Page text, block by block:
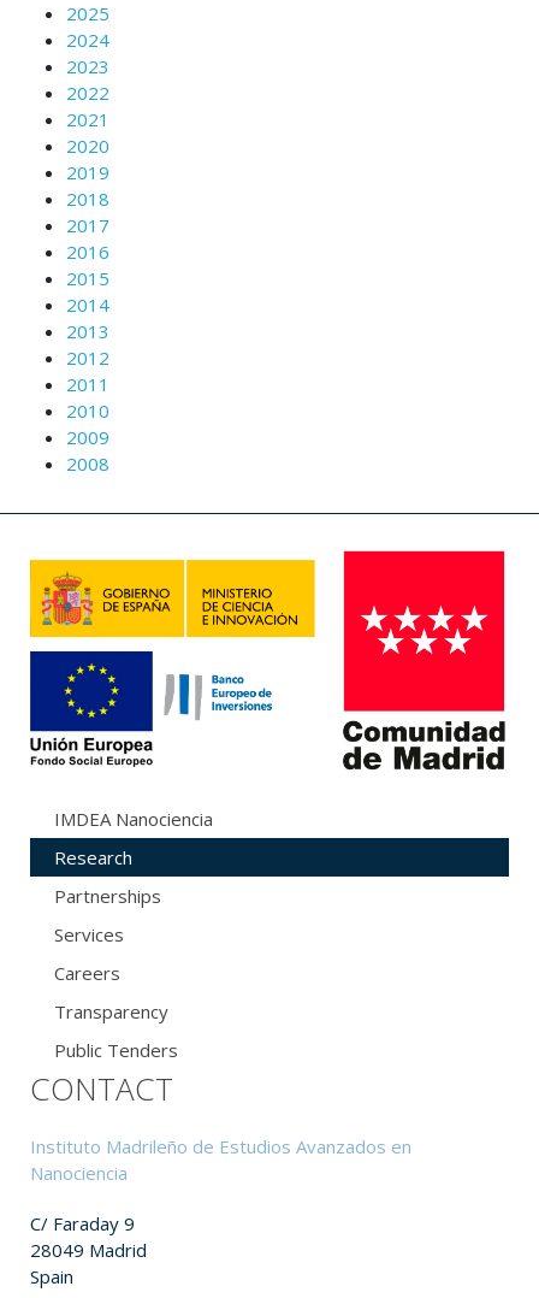
2025
2024
2023
2022
2021
2020
2019
2018
2017
2016
2015
2014
2013
2012
2011
2010
2009
2008
IMDEA Nanociencia
Research
Partnerships
Services
Careers
Transparency
Public Tenders
CONTACT
Instituto Madrileño de Estudios Avanzados en
Nanociencia
C/ Faraday 9
28049 Madrid
Spain